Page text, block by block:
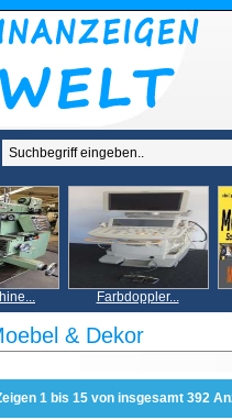
Farbdoppler...
& Dekor
1 bis 15 von insgesamt 392